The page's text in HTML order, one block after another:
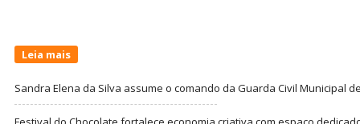
Leia mais
Sandra Elena da Silva assume o comando da Guarda Civil Municipal